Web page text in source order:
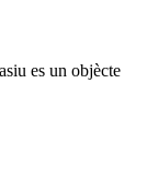
es un objècte